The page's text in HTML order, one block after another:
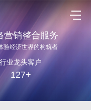
营销整合服务
验经济世界的构筑者
行业龙头客户
127+